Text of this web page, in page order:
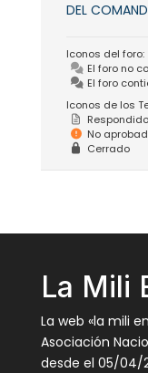
DEL
Iconos del foro:
El foro no
El foro
Iconos de los
Respondido
No
Cerrado
La Mili
La web «la mili
Asociación
desde el 05/04/